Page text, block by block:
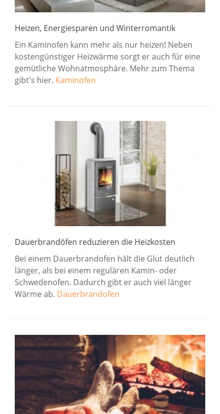
Heizen, Energiesparen und Winterromantik
Ein Kaminofen kann mehr als nur heizen! Neben
kostengünstiger Heizwärme sorgt er auch für eine
gemütliche Wohnatmosphäre. Mehr zum Thema
gibt's hier. Kaminofen
Dauerbrandöfen reduzieren die Heizkosten
Bei einem Dauerbrandofen hält die Glut deutlich
länger, als bei einem regulären Kamin- oder
Schwedenofen. Dadurch gibt er auch viel länger
Wärme ab. Dauerbrandofen